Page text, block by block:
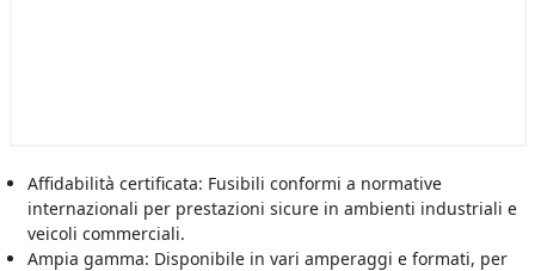
Affidabilità certificata: Fusibili conformi a normative
internazionali per prestazioni sicure in ambienti industriali e
veicoli commerciali.
Ampia gamma: Disponibile in vari amperaggi e formati, per